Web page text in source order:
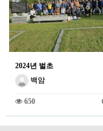
2024년 벌초
백암
650